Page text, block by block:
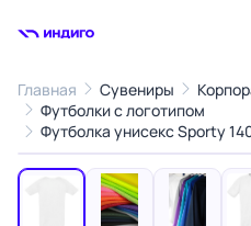
Главная Сувениры
Футболки с логотипом
Футболка унисекс Sporty
‹